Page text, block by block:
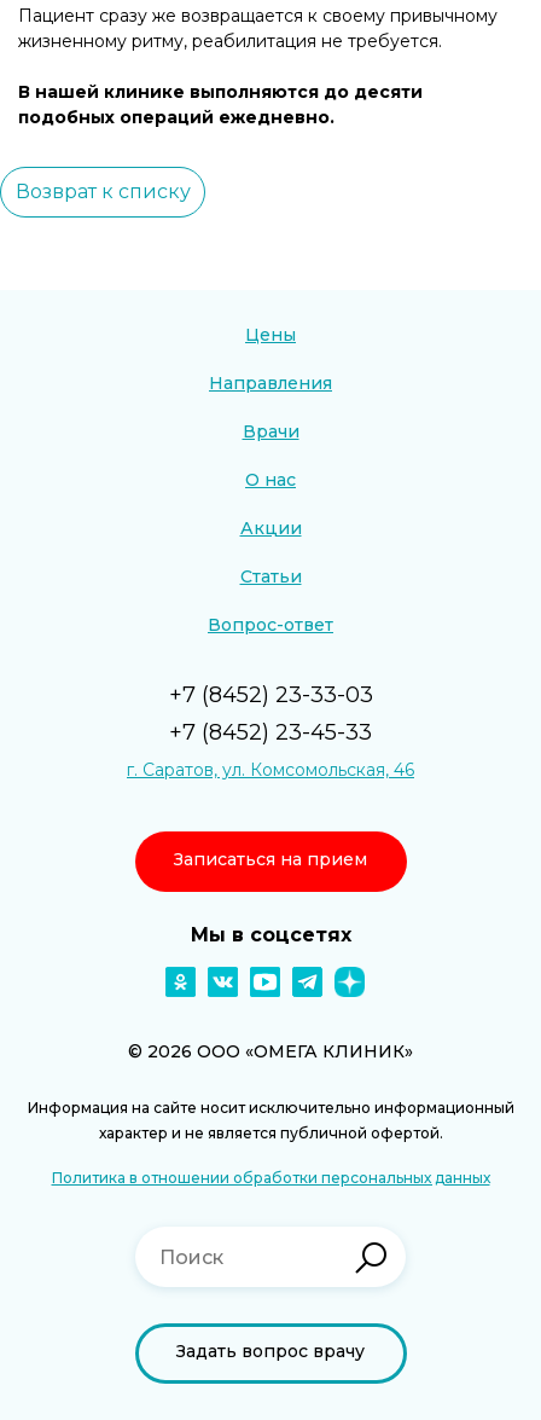
Пациент сразу же возвращается к своему привычному
жизненному ритму, реабилитация не требуется.
В нашей клинике выполняются до десяти
подобных операций ежедневно.
Возврат к списку
© 2026 ООО «ОМЕГА КЛИНИК»
Информация на сайте носит исключительно информационный
характер и не является публичной офертой.
Политика в отношении обработки персональных данных
+7 (8452) 23-33-03
+7 (8452) 23-45-33
г. Саратов, ул. Комсомольская, 46
Записаться на прием
Цены
Направления
Врачи
О нас
Акции
Статьи
Вопрос-ответ
Мы в соцсетях
Задать вопрос врачу